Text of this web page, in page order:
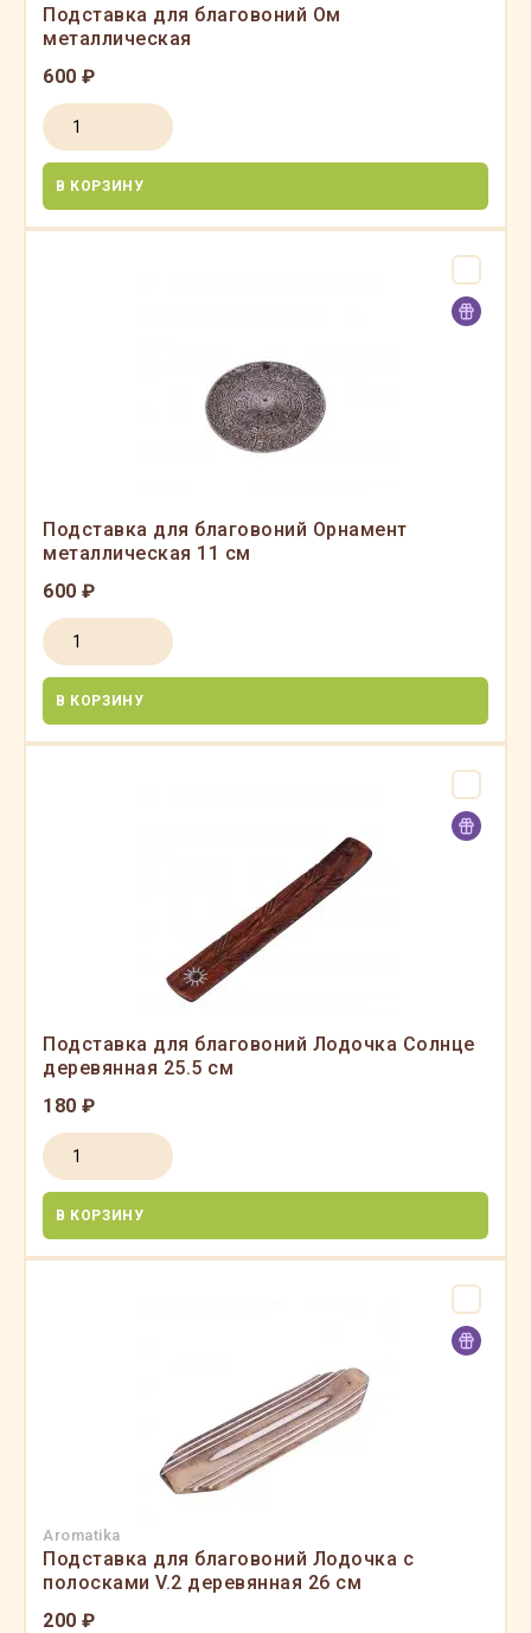
Подставка для благовоний Ом
металлическая
600 ₽
В КОРЗИНУ
Подставка для благовоний Орнамент
металлическая 11 см
600 ₽
В КОРЗИНУ
Подставка для благовоний Лодочка Солнце
деревянная 25.5 см
180 ₽
В КОРЗИНУ
Aromatika
Подставка для благовоний Лодочка с
полосками V.2 деревянная 26 см
200 ₽